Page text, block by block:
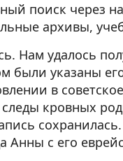
поиск через
архивы,
Нам удалось
были указаны
в
кровных
Анны с его